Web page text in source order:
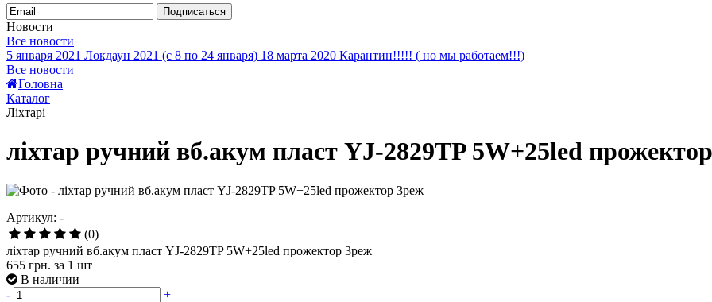
Подписаться
Новости
Все новости
5 января 2021 Локдаун 2021 (с 8 по 24 января) 18 марта 2020 Карантин!!!!! ( но мы работаем!!!)
Все новости
Головна
Каталог
Ліхтарі
ліхтар ручний вб.акум пласт YJ-2829TP 5W+25led
Артикул: -
(0)
ліхтар ручний вб.акум пласт YJ-2829TP 5W+25led прожектор 3реж
655 грн. за 1 шт
В наличии
-
+